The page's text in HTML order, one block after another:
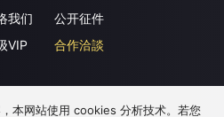
我们
VIP
公开征件
合作洽談
本网站使用 cookies 分析技术。若您